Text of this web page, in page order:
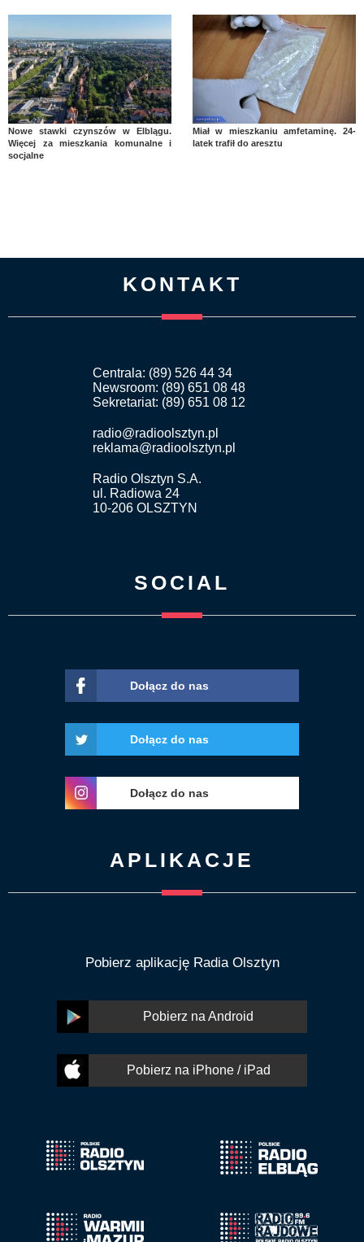
Nowe stawki czynszów w Elblągu.
Więcej za mieszkania komunalne i
socjalne
Miał w mieszkaniu amfetaminę. 24-
latek trafił do aresztu
KONTAKT
Centrala: (89) 526 44 34
Newsroom: (89) 651 08 48
Sekretariat: (89) 651 08 12
radio@radioolsztyn.pl
reklama@radioolsztyn.pl
Radio Olsztyn S.A.
ul. Radiowa 24
10-206 OLSZTYN
SOCIAL
Dołącz do nas
Dołącz do nas
Dołącz do nas
APLIKACJE
Pobierz aplikację Radia Olsztyn
Pobierz na Android
Pobierz na iPhone / iPad